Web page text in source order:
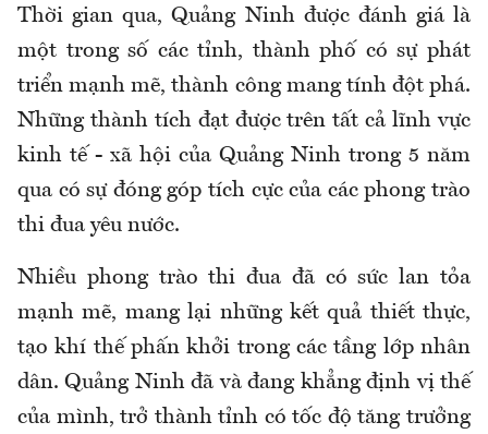
Thời gian qua, Quảng Ninh được đánh giá là
một trong số các tỉnh, thành phố có sự phát
triển mạnh mẽ, thành công mang tính đột phá.
Những thành tích đạt được trên tất cả lĩnh vực
kinh tế - xã hội của Quảng Ninh trong 5 năm
qua có sự đóng góp tích cực của các phong trào
thi đua yêu nước.
Nhiều phong trào thi đua đã có sức lan tỏa
mạnh mẽ, mang lại những kết quả thiết thực,
tạo khí thế phấn khởi trong các tầng lớp nhân
dân. Quảng Ninh đã và đang khẳng định vị thế
của mình, trở thành tỉnh có tốc độ tăng trưởng